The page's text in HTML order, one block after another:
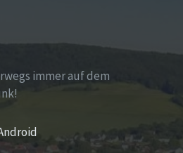
immer auf dem